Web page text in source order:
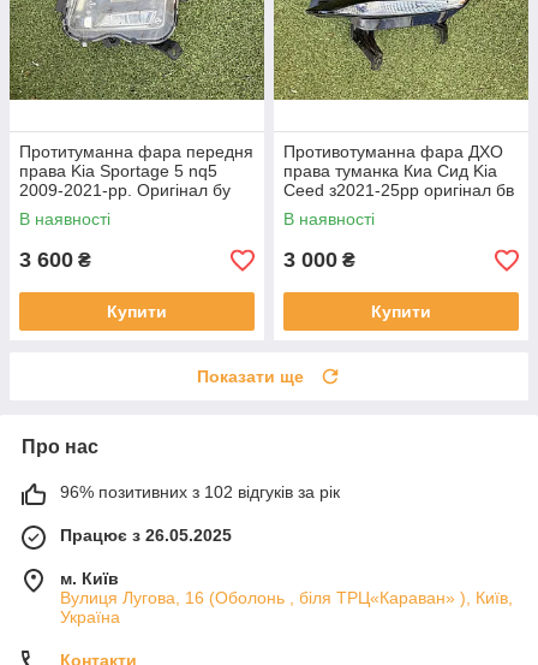
Протитуманна фара передня
права Kia Sportage 5 nq5
2009-2021-рр. Оригінал бу
92202R2000 проклеєна
тріщина скла в непомітному
місці
В наявності
3 600 ₴
Купити
Противотуманна фара ДХО
права туманка Киа Сид Kia
Ceed з2021-25рр оригінал бв
92207J7500 ціла
В наявності
3 000 ₴
Купити
Показати ще
Про нас
96% позитивних з 102 відгуків за рік
Працює з 26.05.2025
м. Київ
Вулиця Лугова, 16 (Оболонь , біля ТРЦ«Караван» ), Київ,
Україна
Контакти